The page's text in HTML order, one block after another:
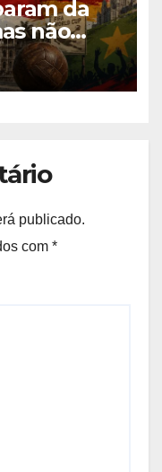
da
não
publicado.
com *